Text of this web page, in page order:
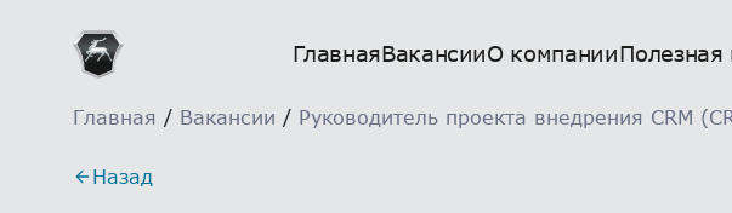
ГлавнаяВакансииО компании
Главная / Вакансии / Руководитель проекта внедрения CRM
Назад